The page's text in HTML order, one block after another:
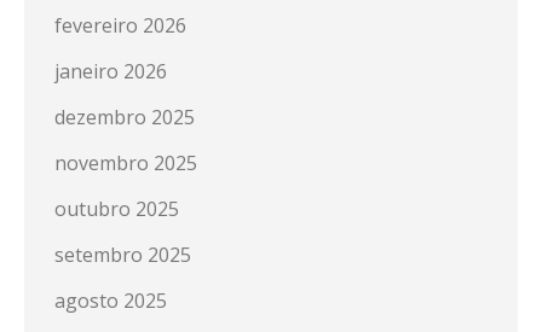
fevereiro 2026
janeiro 2026
dezembro 2025
novembro 2025
outubro 2025
setembro 2025
agosto 2025